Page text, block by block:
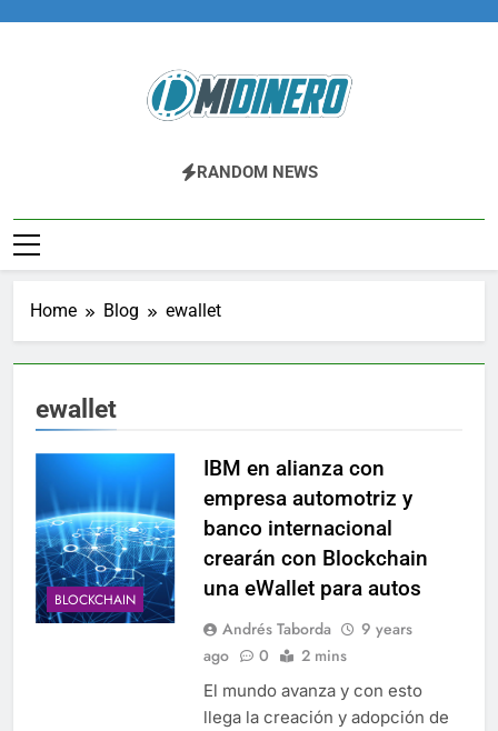
Midinero.co
Fintech, Criptomonedas
RANDOM NEWS
Home Blog ewallet
ewallet
BLOCKCHAIN
IBM en alianza con
empresa automotriz y
banco internacional
crearán con Blockchain
una eWallet para autos
Andrés Taborda
9 years
ago
0 2 mins
El mundo avanza y con esto
llega la creación y adopción de